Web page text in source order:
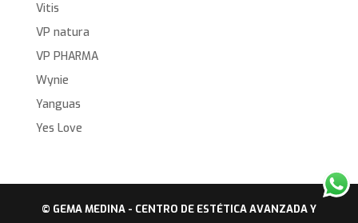
Vitis
VP natura
VP PHARMA
Wynie
Yanguas
Yes Love
© GEMA MEDINA - CENTRO DE ESTÉTICA AVANZADA Y